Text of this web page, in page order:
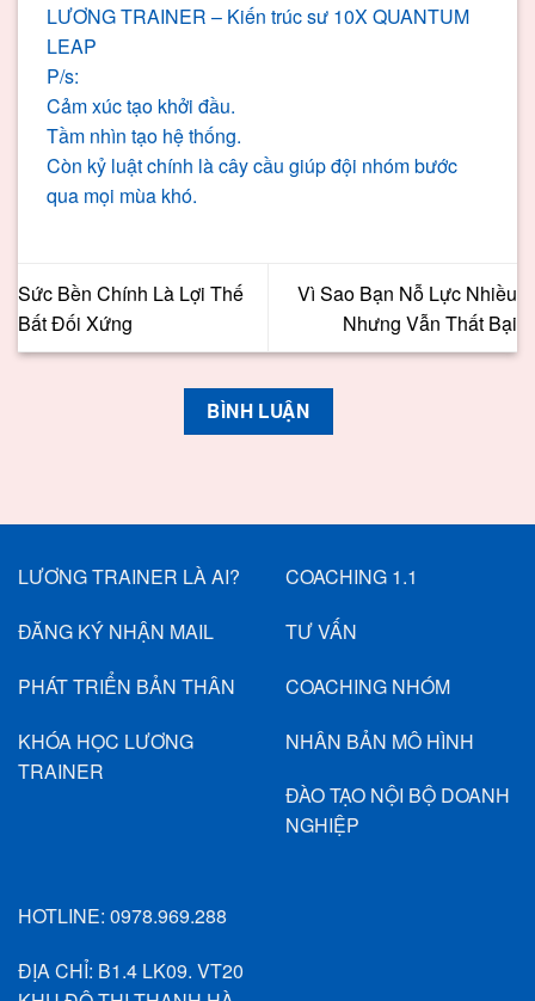
LƯƠNG TRAINER – Kiến trúc sư 10X QUANTUM
LEAP
P/s:
Cảm xúc tạo khởi đầu.
Tầm nhìn tạo hệ thống.
Còn kỷ luật chính là cây cầu giúp đội nhóm bước
qua mọi mùa khó.
Sức Bền Chính Là Lợi Thế
Bất Đối Xứng
Vì Sao Bạn Nỗ Lực Nhiều
Nhưng Vẫn Thất Bại
BÌNH LUẬN
LƯƠNG TRAINER LÀ AI?
ĐĂNG KÝ NHẬN MAIL
PHÁT TRIỂN BẢN THÂN
KHÓA HỌC LƯƠNG
TRAINER
COACHING 1.1
TƯ VẤN
COACHING NHÓM
NHÂN BẢN MÔ HÌNH
ĐÀO TẠO NỘI BỘ DOANH
NGHIỆP
HOTLINE: 0978.969.288
ĐỊA CHỈ: B1.4 LK09. VT20